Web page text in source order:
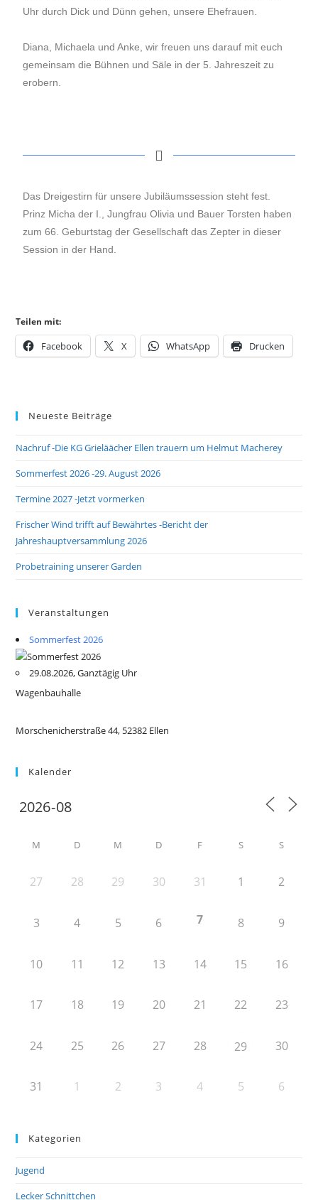
Uhr durch Dick und Dünn gehen, unsere Ehefrauen.
Diana, Michaela und Anke, wir freuen uns darauf mit euch
gemeinsam die Bühnen und Säle in der 5. Jahreszeit zu
erobern.
Das Dreigestirn für unsere Jubiläumssession steht fest.
Prinz Micha der I., Jungfrau Olivia und Bauer Torsten haben
zum 66. Geburtstag der Gesellschaft das Zepter in dieser
Session in der Hand.
Teilen mit:
Facebook X WhatsApp Drucken
Neueste Beiträge
Nachruf -Die KG Grieläächer Ellen trauern um Helmut Macherey
Sommerfest 2026 -29. August 2026
Termine 2027 -Jetzt vormerken
Frischer Wind trifft auf Bewährtes -Bericht der
Jahreshauptversammlung 2026
Probetraining unserer Garden
Veranstaltungen
Sommerfest 2026
29.08.2026, Ganztägig Uhr
Wagenbauhalle
Morschenicherstraße 44, 52382 Ellen
Kalender
M D M D F S S
27 28 29 30 31 1 2
3 4 5 6 7 8 9
10 11 12 13 14 15 16
17 18 19 20 21 22 23
24 25 26 27 28 29 30
31 1 2 3 4 5 6
Kategorien
Jugend
Lecker Schnittchen